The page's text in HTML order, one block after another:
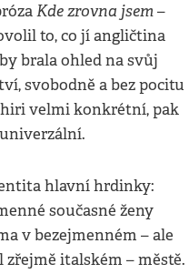
Kde zrovna jsem–
to, co jí angličtina
brala ohled na svůj
svobodně a bez pocitu
velmi konkrétní, pak
hlavní hrdinky:
současné ženy
v bezejmenném – ale
italském – městě.